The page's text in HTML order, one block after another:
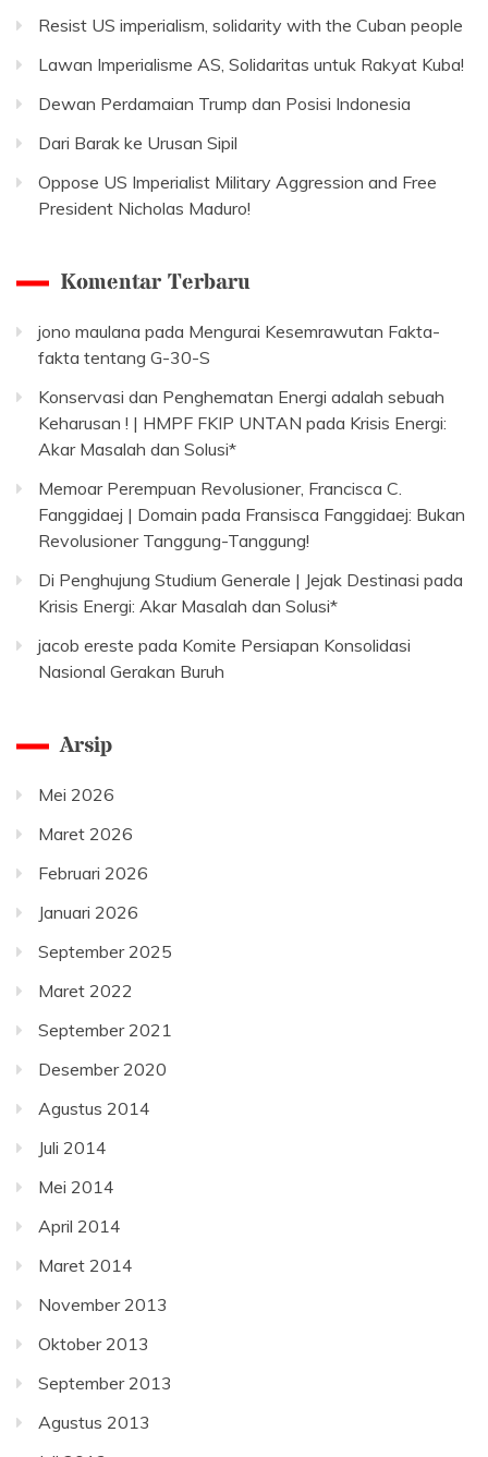
Resist US imperialism, solidarity with the Cuban people
Lawan Imperialisme AS, Solidaritas untuk Rakyat Kuba!
Dewan Perdamaian Trump dan Posisi Indonesia
Dari Barak ke Urusan Sipil
Oppose US Imperialist Military Aggression and Free
President Nicholas Maduro!
Komentar Terbaru
jono maulana pada Mengurai Kesemrawutan Fakta-
fakta tentang G-30-S
Konservasi dan Penghematan Energi adalah sebuah
Keharusan ! | HMPF FKIP UNTAN pada Krisis Energi:
Akar Masalah dan Solusi*
Memoar Perempuan Revolusioner, Francisca C.
Fanggidaej | Domain pada Fransisca Fanggidaej: Bukan
Revolusioner Tanggung-Tanggung!
Di Penghujung Studium Generale | Jejak Destinasi pada
Krisis Energi: Akar Masalah dan Solusi*
jacob ereste pada Komite Persiapan Konsolidasi
Nasional Gerakan Buruh
Arsip
Mei 2026
Maret 2026
Februari 2026
Januari 2026
September 2025
Maret 2022
September 2021
Desember 2020
Agustus 2014
Juli 2014
Mei 2014
April 2014
Maret 2014
November 2013
Oktober 2013
September 2013
Agustus 2013